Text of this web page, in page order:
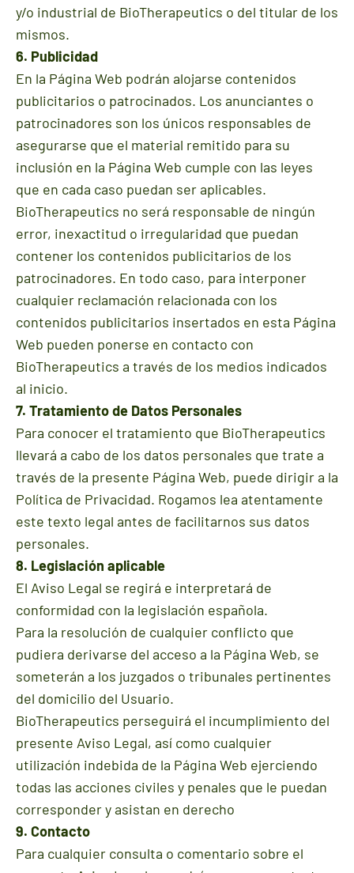
y/o industrial de BioTherapeutics o del titular de los
mismos.
6. Publicidad
En la Página Web podrán alojarse contenidos
publicitarios o patrocinados. Los anunciantes o
patrocinadores son los únicos responsables de
asegurarse que el material remitido para su
inclusión en la Página Web cumple con las leyes
que en cada caso puedan ser aplicables.
BioTherapeutics no será responsable de ningún
error, inexactitud o irregularidad que puedan
contener los contenidos publicitarios de los
patrocinadores. En todo caso, para interponer
cualquier reclamación relacionada con los
contenidos publicitarios insertados en esta Página
Web pueden ponerse en contacto con
BioTherapeutics a través de los medios indicados
al inicio.
7. Tratamiento de Datos Personales
Para conocer el tratamiento que BioTherapeutics
llevará a cabo de los datos personales que trate a
través de la presente Página Web, puede dirigir a la
Política de Privacidad. Rogamos lea atentamente
este texto legal antes de facilitarnos sus datos
personales.
8. Legislación aplicable
El Aviso Legal se regirá e interpretará de
conformidad con la legislación española.
Para la resolución de cualquier conflicto que
pudiera derivarse del acceso a la Página Web, se
someterán a los juzgados o tribunales pertinentes
del domicilio del Usuario.
BioTherapeutics perseguirá el incumplimiento del
presente Aviso Legal, así como cualquier
utilización indebida de la Página Web ejerciendo
todas las acciones civiles y penales que le puedan
corresponder y asistan en derecho
9. Contacto
Para cualquier consulta o comentario sobre el